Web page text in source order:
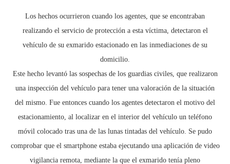
Los hechos ocurrieron cuando los agentes, que se encontraban
realizando el servicio de protección a esta víctima, detectaron el
vehículo de su exmarido estacionado en las inmediaciones de su
domicilio.
Este hecho levantó las sospechas de los guardias civiles, que realizaron
una inspección del vehículo para tener una valoración de la situación
del mismo. Fue entonces cuando los agentes detectaron el motivo del
estacionamiento, al localizar en el interior del vehículo un teléfono
móvil colocado tras una de las lunas tintadas del vehículo. Se pudo
comprobar que el smartphone estaba ejecutando una aplicación de video
vigilancia remota, mediante la que el exmarido tenía pleno